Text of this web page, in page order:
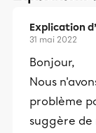
Explication
31 mai 2022
Bonjour,
Nous
problème
suggère de